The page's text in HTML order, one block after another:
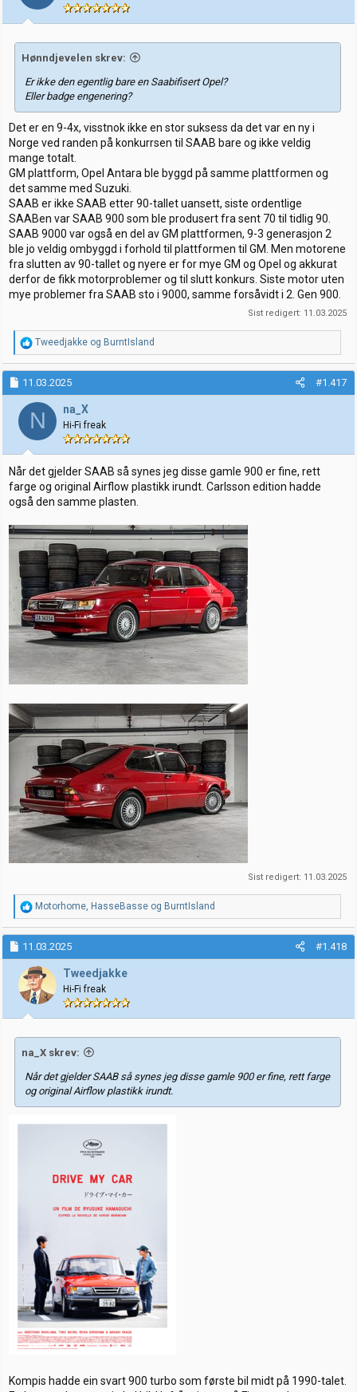
e
r
Hønndjevelen skrev:
Er ikke den egentlig bare en Saabifisert Opel?
Eller badge engenering?
Det er en 9-4x, visstnok ikke en stor suksess da det var en ny i
Norge ved randen på konkurrsen til SAAB bare og ikke veldig
mange totalt.
GM plattform, Opel Antara ble byggd på samme plattformen og
det samme med Suzuki.
SAAB er ikke SAAB etter 90-tallet uansett, siste ordentlige
SAABen var SAAB 900 som ble produsert fra sent 70 til tidlig 90.
SAAB 9000 var også en del av GM plattformen, 9-3 generasjon 2
ble jo veldig ombyggd i forhold til plattformen til GM. Men motorene
fra slutten av 90-tallet og nyere er for mye GM og Opel og akkurat
derfor de fikk motorproblemer og til slutt konkurs. Siste motor uten
mye problemer fra SAAB sto i 9000, samme forsåvidt i 2. Gen 900.
Sist redigert: 11.03.2025
R
e
a
k
s
j
o
e
r
:
Tweedjakke og BurntIsland
11.03.2025 #1.417
N na_X
Hi-Fi freak
Når det gjelder SAAB så synes jeg disse gamle 900 er fine, rett
farge og original Airflow plastikk irundt. Carlsson edition hadde
også den samme plasten.
Sist redigert: 11.03.2025
R
e
a
k
s
j
o
n
e
r
Motorhome, HasseBasse og BurntIsland
11.03.2025 #1.418
Tweedjakke
Hi-Fi freak
na_X skrev:
Når det gjelder SAAB så synes jeg disse gamle 900 er fine, rett farge
og original Airflow plastikk irundt.
Kompis hadde ein svart 900 turbo som første bil midt på 1990-talet.